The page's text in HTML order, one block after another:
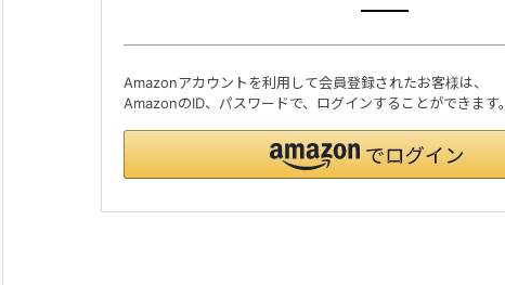
Amazonアカウントを利用して会員登録されたお客様は、
AmazonのID、パスワードで、ログインすることができます。